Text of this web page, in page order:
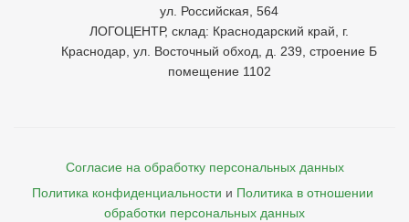
ул. Российская, 564
ЛОГОЦЕНТР, склад: Краснодарский край, г.
Краснодар, ул. Восточный обход, д. 239, строение Б
помещение 1102
Согласие на обработку персональных данных
Политика конфиденциальности и Политика в отношении
обработки персональных данных